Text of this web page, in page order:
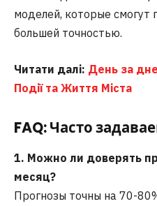
моделей, которые смогут
большей точностью.
Читати далі: День за
Події та Життя Міста
FAQ: Часто
1. Можно ли доверять
месяц?
Прогнозы точны на 70-